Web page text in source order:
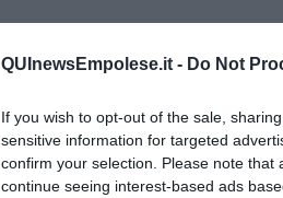
QUInewsEmpolese.it - Do Not
If you wish to opt-out of the sale,
sensitive information for targeted
confirm your selection. Please note
continue seeing interest-based ads